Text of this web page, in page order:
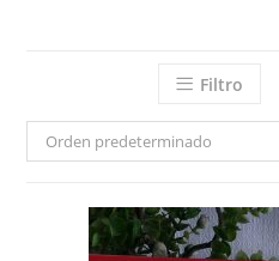
Filtro
Orden predeterminado